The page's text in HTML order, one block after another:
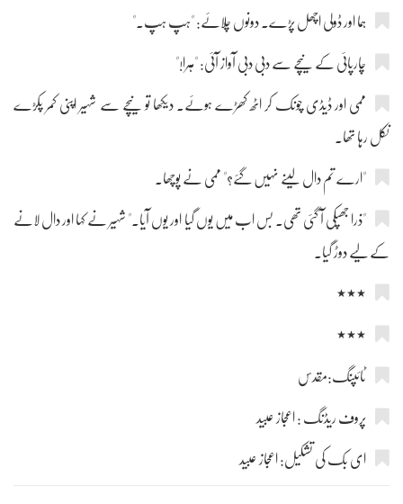
ہما اور ڈولی اچھل پڑے۔ دونوں چلائے: "ہپ ہپ۔"
چارپائی کے نیچے سے دبی دبی آواز آئی: "ہرا!"
ممی اور ڈیڈی چونک کر اٹھ کھڑے ہوئے۔ دیکھا تو نیچے سے شہیر اپنی کمر پکڑے
نکل رہا تھا۔
"ارے تم دال لینے نہیں گئے؟" ممی نے پوچھا۔
"ذرا جھپکی آ گئی تھی۔ بس اب میں یوں گیا اور یوں آیا۔" شہیر نے کہا اور دال لانے
کے لیے دوڑ گیا۔
٭٭٭
٭٭٭
ٹائپنگ:مقدس
پروف ریڈنگ : اعجاز عبید
ای بک کی تشکیل: اعجاز عبید